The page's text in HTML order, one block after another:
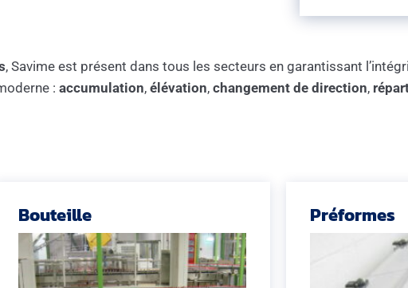
, Savime est présent dans tous les secteurs en garantissant
: accumulation, élévation, changement de direction,
Bouteille Préformes